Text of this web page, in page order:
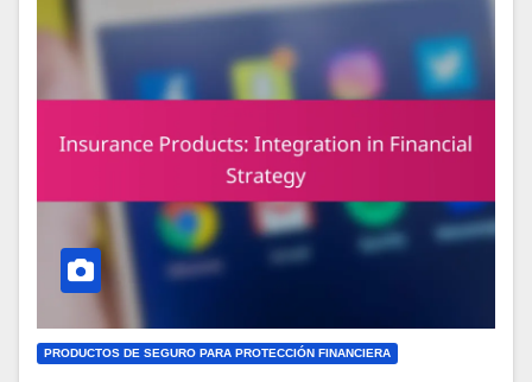
PRODUCTOS DE SEGURO PARA PROTECCIÓN FINANCIERA